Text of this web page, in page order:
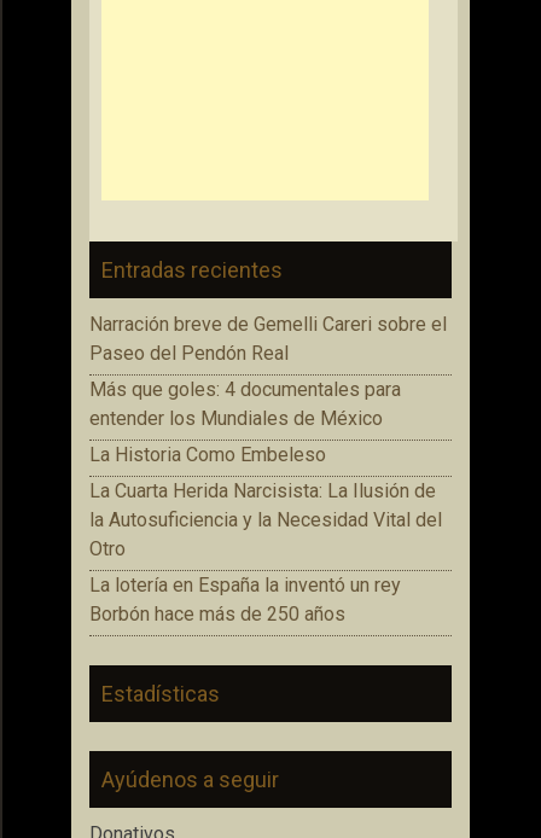
Entradas recientes
Narración breve de Gemelli Careri sobre el
Paseo del Pendón Real
Más que goles: 4 documentales para
entender los Mundiales de México
La Historia Como Embeleso
La Cuarta Herida Narcisista: La Ilusión de
la Autosuficiencia y la Necesidad Vital del
Otro
La lotería en España la inventó un rey
Borbón hace más de 250 años
Estadísticas
Ayúdenos a seguir